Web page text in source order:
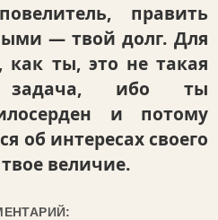
править
— твой долг. Для
как ты, это не такая
ибо ты
и потому
об интересах своего
величие.